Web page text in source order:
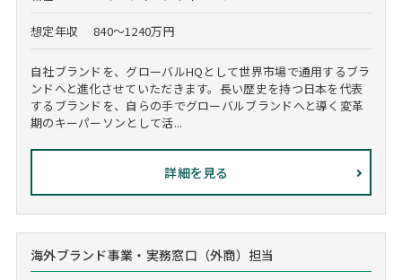
想定年収 840～1240万円
自社ブランドを、グローバルHQとして世界市場で通用するブラ
ンドへと進化させていただきます。長い歴史を持つ日本を代表
するブランドを、自らの手でグローバルブランドへと導く変革
期のキーパーソンとして活...
詳細を見る
海外ブランド事業・実務窓口（外商）担当